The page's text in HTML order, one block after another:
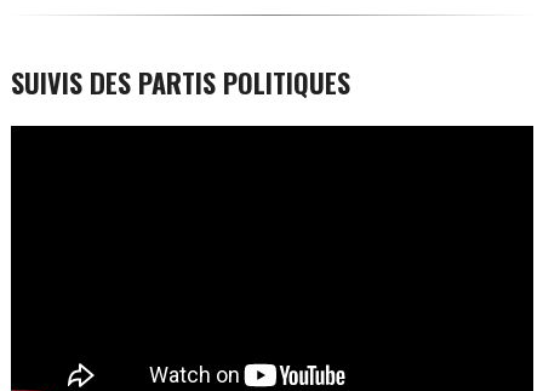
SUIVIS DES PARTIS POLITIQUES